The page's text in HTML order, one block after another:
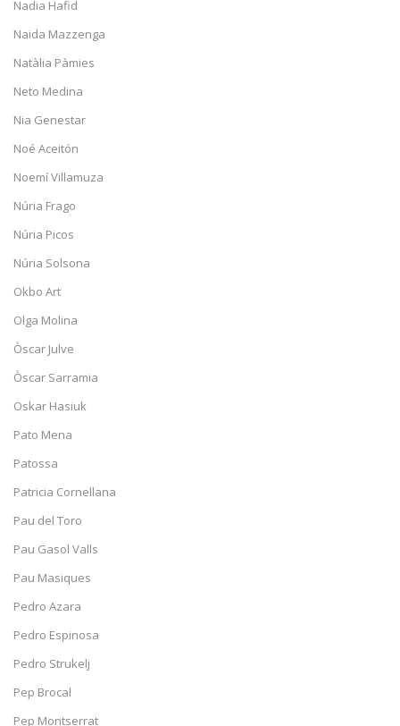
Nadia Hafid
Naida Mazzenga
Natàlia Pàmies
Neto Medina
Nia Genestar
Noé Aceitón
Noemí Villamuza
Núria Frago
Núria Picos
Núria Solsona
Okbo Art
Olga Molina
Òscar Julve
Òscar Sarramia
Oskar Hasiuk
Pato Mena
Patossa
Patricia Cornellana
Pau del Toro
Pau Gasol Valls
Pau Masiques
Pedro Azara
Pedro Espinosa
Pedro Strukelj
Pep Brocal
Pep Montserrat